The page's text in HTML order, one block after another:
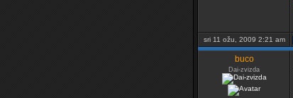
sri 11 ožu, 2009 2:21 am
buco
Dai-zvizda